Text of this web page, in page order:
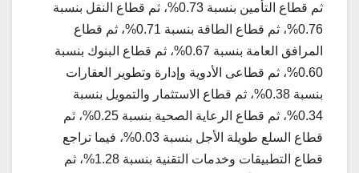
ثم قطاع التأمين بنسبة 0.73%، ثم قطاع النقل بنسبة
0.76%، ثم قطاع الطاقة بنسبة 0.71%، ثم قطاع
المرافق العامة بنسبة 0.67%، ثم قطاع البنوك بنسبة
0.60%، ثم قطاعى الأدوية وإدارة وتطوير العقارات
بنسبة 0.38%، ثم قطاع الاستثمار والتمويل بنسبة
0.34%، ثم قطاع الرعاية الصحية بنسبة 0.25%، ثم
قطاع السلع طويلة الأجل بنسبة 0.03%، فيما تراجع
قطاع التطبيقات وخدمات التقنية بنسبة 1.28%، ثم